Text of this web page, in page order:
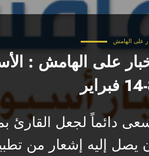
على الهامش
على الهامش :
دائماً لجعل القارئ
يصل إليه إشعار من